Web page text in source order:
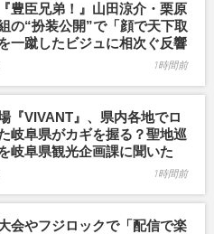
豊臣兄弟！』山田涼介・栗原
の“扮装公開”で「顔で天下取
一蹴したビジュに相次ぐ反響
1時間前
『VIVANT』、県内各地でロ
岐阜県がカギを握る？聖地巡
岐阜県観光企画課に聞いた
1時間前
会やフジロックで「配信で楽